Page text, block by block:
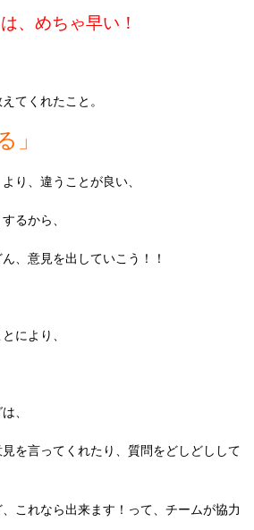
、めちゃ早い！
てくれたこと。
」
り、違うことが良い、
るから、
、意見を出していこう！！
により、
、
を言ってくれたり、質問をどしどしして
これなら出来ます！って、チームが協力